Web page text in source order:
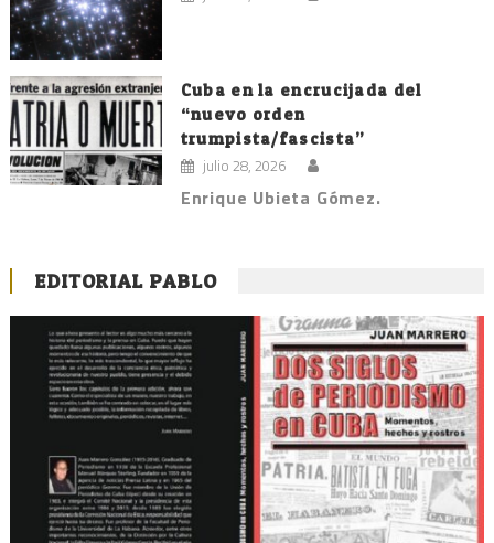
Cuba en la encrucijada del
“nuevo orden
trumpista/fascista”
julio 28, 2026
Enrique Ubieta Gómez.
EDITORIAL PABLO